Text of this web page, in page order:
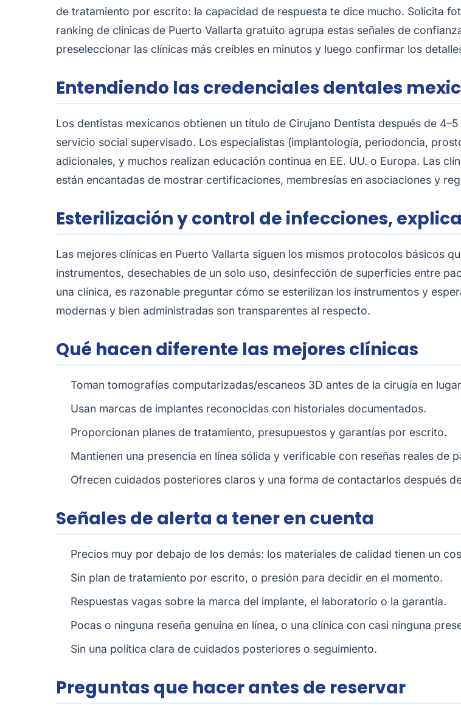
de tratamiento por escrito: la capacidad de respuesta te dice mucho. Solicita
ranking de clínicas de Puerto Vallarta gratuito agrupa estas señales de
preseleccionar las clínicas más creíbles en minutos y luego confirmar los
Entendiendo las credenciales dentales
Los dentistas mexicanos obtienen un título de Cirujano Dentista después de
servicio social supervisado. Los especialistas (implantología, periodoncia,
adicionales, y muchos realizan educación continua en EE. UU. o Europa. Las
están encantadas de mostrar certificaciones, membresías en asociaciones y
Esterilización y control de infecciones,
Las mejores clínicas en Puerto Vallarta siguen los mismos protocolos básicos
instrumentos, desechables de un solo uso, desinfección de superficies entre
una clínica, es razonable preguntar cómo se esterilizan los instrumentos y
modernas y bien administradas son transparentes al respecto.
Qué hacen diferente las mejores clínicas
Toman tomografías computarizadas/escaneos 3D antes de la cirugía en
Usan marcas de implantes reconocidas con historiales documentados.
Proporcionan planes de tratamiento, presupuestos y garantías por escrito.
Mantienen una presencia en línea sólida y verificable con reseñas reales de
Ofrecen cuidados posteriores claros y una forma de contactarlos después
Señales de alerta a tener en cuenta
Precios muy por debajo de los demás: los materiales de calidad tienen un
Sin plan de tratamiento por escrito, o presión para decidir en el momento.
Respuestas vagas sobre la marca del implante, el laboratorio o la garantía.
Pocas o ninguna reseña genuina en línea, o una clínica con casi ninguna
Sin una política clara de cuidados posteriores o seguimiento.
Preguntas que hacer antes de reservar